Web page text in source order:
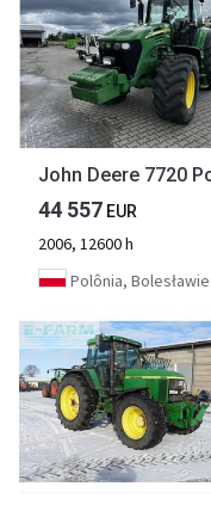
44 557 EUR
2006, 12600 h
Polônia,